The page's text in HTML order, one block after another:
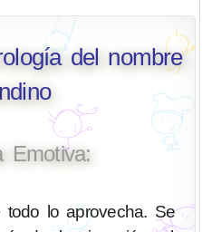
del nombre
Emotiva:
todo lo aprovecha. Se